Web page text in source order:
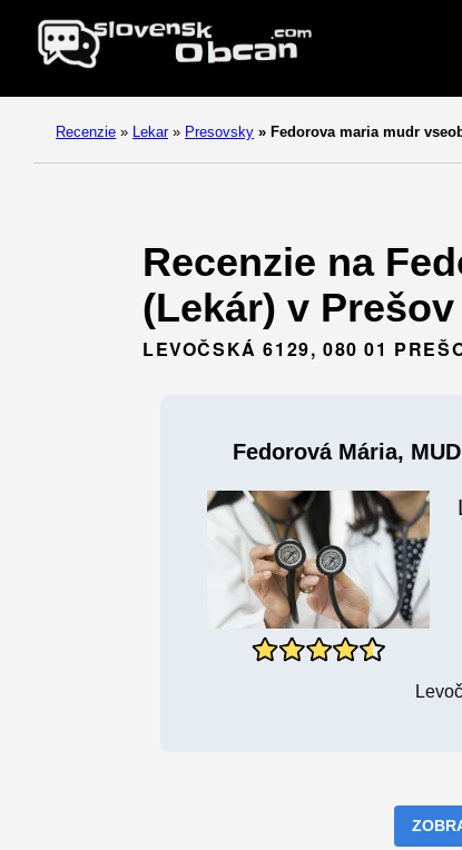
Recenzie » Lekar » Presovsky » Fedorova maria mudr
Recenzie na
(Lekár) v
LEVOČSKÁ 6129, 080 01
Fedorová Mária,